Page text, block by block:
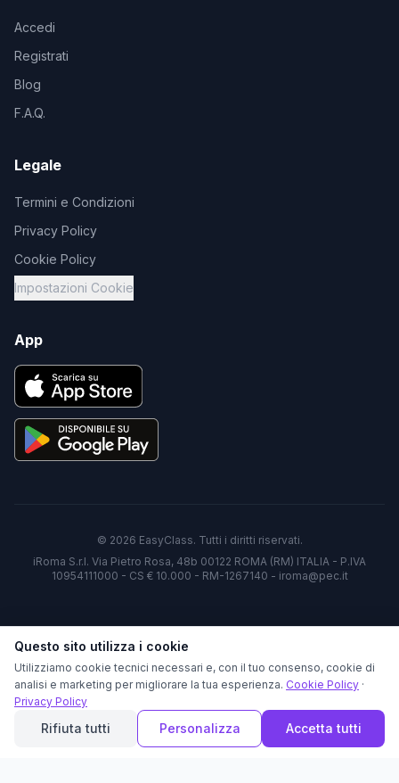
Questo sito utilizza i cookie
Utilizziamo cookie tecnici necessari e, con il tuo consenso, cookie di
analisi e marketing per migliorare la tua esperienza. Cookie Policy ·
Privacy Policy
Rifiuta tutti Personalizza Accetta tutti
Accedi
Registrati
Blog
F.A.Q.
Legale
Termini e Condizioni
Privacy Policy
Cookie Policy
Impostazioni Cookie
App
© 2026 EasyClass. Tutti i diritti riservati.
iRoma S.r.l. Via Pietro Rosa, 48b 00122 ROMA (RM) ITALIA - P.IVA
10954111000 - CS € 10.000 - RM-1267140 - iroma@pec.it